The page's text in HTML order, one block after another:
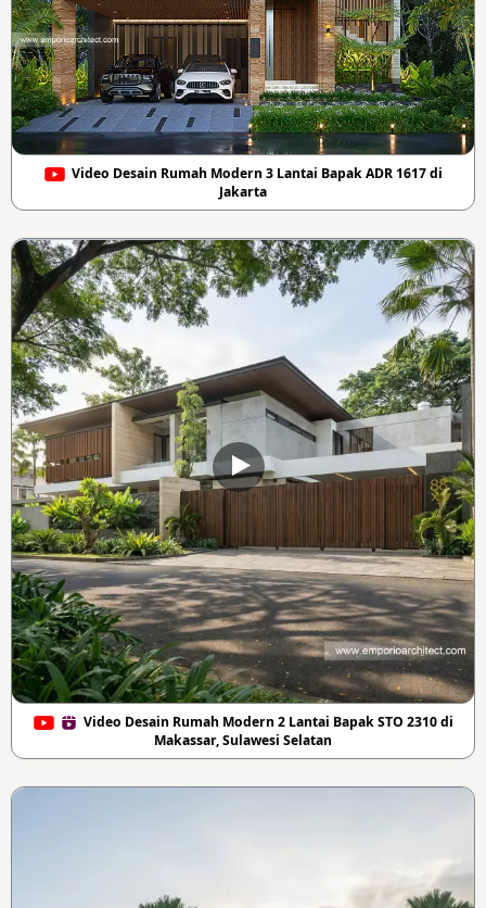
Video Desain Rumah Modern 3 Lantai Bapak ADR 1617 di
Jakarta
Video Desain Rumah Modern 2 Lantai Bapak STO 2310 di
Makassar, Sulawesi Selatan